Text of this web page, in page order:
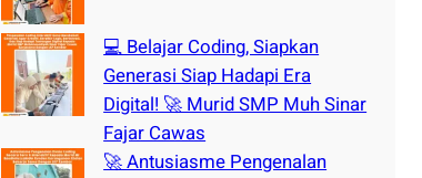
💻 Belajar Coding, Siapkan
Generasi Siap Hadapi Era
Digital! 🚀 Murid SMP Muh Sinar
Fajar Cawas
🚀 Antusiasme Pengenalan